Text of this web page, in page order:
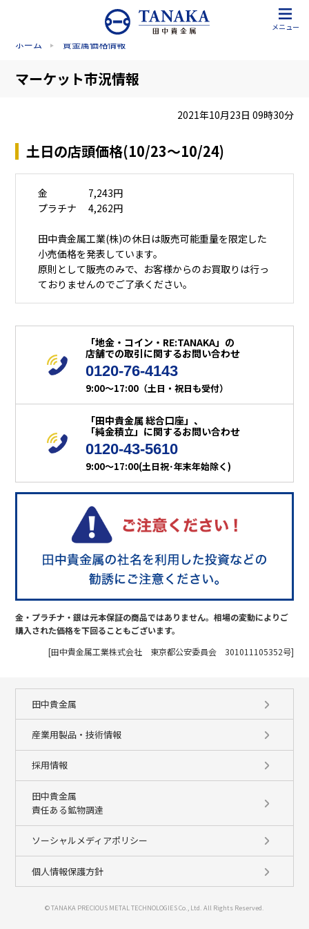
メニュー
ホーム 貴金属価格情報
マーケット市況情報
2021年10月23日 09時30分
土日の店頭価格(10/23～10/24)
金 7,243円
プラチナ 4,262円
田中貴金属工業(株)の休日は販売可能重量を限定した
小売価格を発表しています。
原則として販売のみで、お客様からのお買取りは行っ
ておりませんのでご了承ください。
「地金・コイン・RE:TANAKA」の
店舗での取引に関するお問い合わせ
0120-76-4143
9:00～17:00（土日・祝日も受付）
「田中貴金属 総合口座」、
「純金積立」に関するお問い合わせ
0120-43-5610
9:00～17:00(土日祝･年末年始除く)
金・プラチナ・銀は元本保証の商品ではありません。相場の変動によりご
購入された価格を下回ることもございます。
[田中貴金属工業株式会社 東京都公安委員会 301011105352号]
田中貴金属
産業用製品・技術情報
採用情報
田中貴金属
責任ある鉱物調達
ソーシャルメディアポリシー
個人情報保護方針
© TANAKA PRECIOUS METAL TECHNOLOGIES Co., Ltd. All Rights Reserved.